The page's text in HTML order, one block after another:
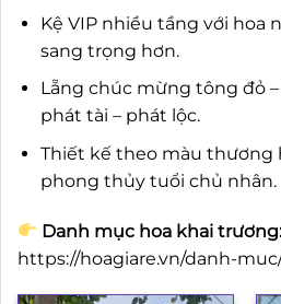
Kệ VIP nhiều tầng với hoa
sang trọng hơn.
Lẵng chúc mừng tông đỏ –
phát tài – phát lộc.
Thiết kế theo màu thương
phong thủy tuổi chủ nhân.
Danh mục hoa khai
https://hoagiare.vn/danh-